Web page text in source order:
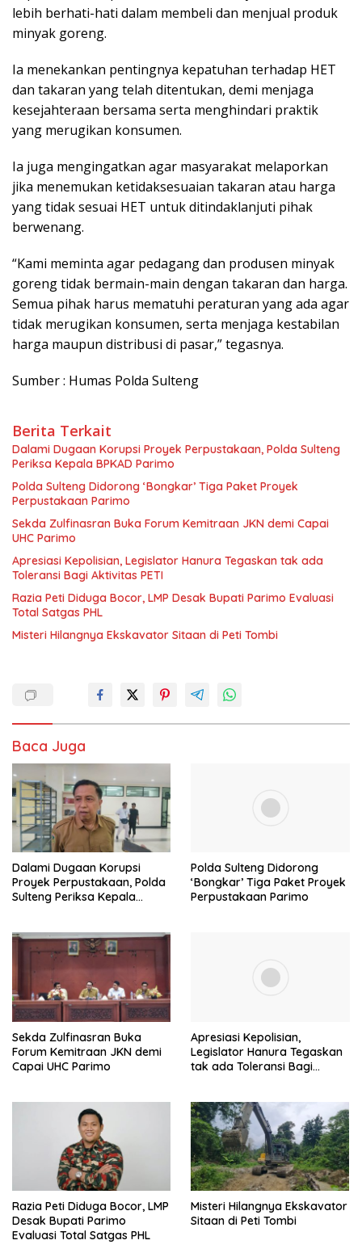
lebih berhati-hati dalam membeli dan menjual produk
minyak goreng.
Ia menekankan pentingnya kepatuhan terhadap HET
dan takaran yang telah ditentukan, demi menjaga
kesejahteraan bersama serta menghindari praktik
yang merugikan konsumen.
Ia juga mengingatkan agar masyarakat melaporkan
jika menemukan ketidaksesuaian takaran atau harga
yang tidak sesuai HET untuk ditindaklanjuti pihak
berwenang.
“Kami meminta agar pedagang dan produsen minyak
goreng tidak bermain-main dengan takaran dan harga.
Semua pihak harus mematuhi peraturan yang ada agar
tidak merugikan konsumen, serta menjaga kestabilan
harga maupun distribusi di pasar,” tegasnya.
Sumber : Humas Polda Sulteng
Berita Terkait
Dalami Dugaan Korupsi Proyek Perpustakaan, Polda Sulteng
Periksa Kepala BPKAD Parimo
Polda Sulteng Didorong ‘Bongkar’ Tiga Paket Proyek
Perpustakaan Parimo
Sekda Zulfinasran Buka Forum Kemitraan JKN demi Capai
UHC Parimo
Apresiasi Kepolisian, Legislator Hanura Tegaskan tak ada
Toleransi Bagi Aktivitas PETI
Razia Peti Diduga Bocor, LMP Desak Bupati Parimo Evaluasi
Total Satgas PHL
Misteri Hilangnya Ekskavator Sitaan di Peti Tombi
Baca Juga
Dalami Dugaan Korupsi
Proyek Perpustakaan, Polda
Sulteng Periksa Kepala
Polda Sulteng Didorong
‘Bongkar’ Tiga Paket Proyek
Perpustakaan Parimo
Sekda Zulfinasran Buka
Forum Kemitraan JKN demi
Capai UHC Parimo
Apresiasi Kepolisian,
Legislator Hanura Tegaskan
tak ada Toleransi Bagi
Razia Peti Diduga Bocor, LMP
Desak Bupati Parimo
Evaluasi Total Satgas PHL
Misteri Hilangnya Ekskavator
Sitaan di Peti Tombi